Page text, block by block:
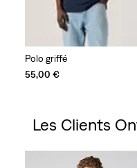
Polo griffé
55,00 €
Les Clients